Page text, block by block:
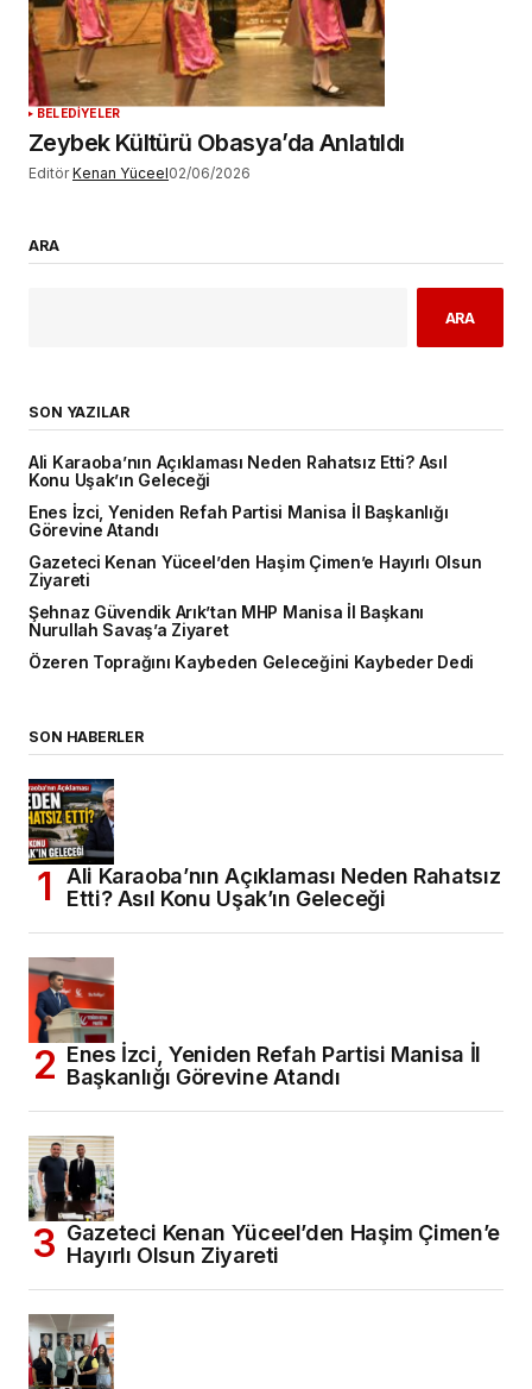
BELEDİYELER
Zeybek Kültürü Obasya’da Anlatıldı
Editör Kenan Yüceel02/06/2026
ARA
ARA
SON YAZILAR
Ali Karaoba’nın Açıklaması Neden Rahatsız Etti? Asıl
Konu Uşak’ın Geleceği
Enes İzci, Yeniden Refah Partisi Manisa İl Başkanlığı
Görevine Atandı
Gazeteci Kenan Yüceel’den Haşim Çimen’e Hayırlı Olsun
Ziyareti
Şehnaz Güvendik Arık’tan MHP Manisa İl Başkanı
Nurullah Savaş’a Ziyaret
Özeren Toprağını Kaybeden Geleceğini Kaybeder Dedi
SON HABERLER
Ali Karaoba’nın Açıklaması Neden Rahatsız
Etti? Asıl Konu Uşak’ın Geleceği
Enes İzci, Yeniden Refah Partisi Manisa İl
Başkanlığı Görevine Atandı
Gazeteci Kenan Yüceel’den Haşim Çimen’e
Hayırlı Olsun Ziyareti